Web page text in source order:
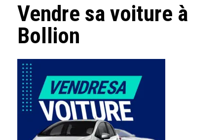
Vendre sa voiture à
Bollion